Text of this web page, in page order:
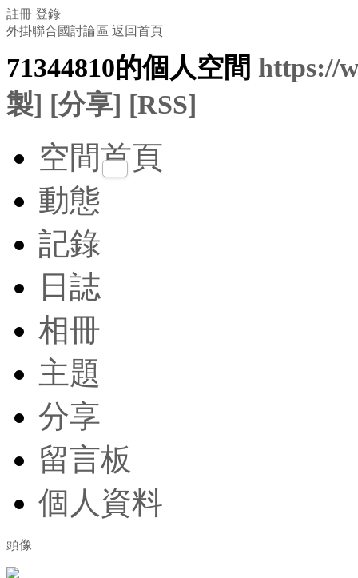
註冊 登錄
外掛聯合國討論區 返回首頁
71344810的個人空間 https://
製] [分享] [RSS]
空間首頁
動態
記錄
日誌
相冊
主題
分享
留言板
個人資料
頭像